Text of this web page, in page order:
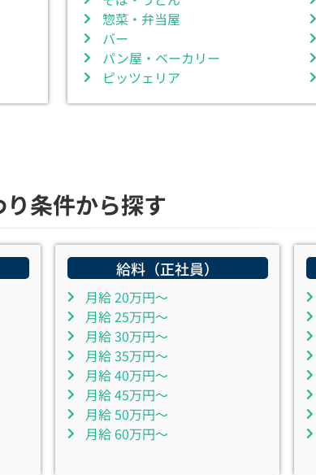
惣菜・弁当屋
バー
パン屋・ベーカリー
ピッツェリア
り条件から探す
給料（正社員）
月給 20万円～
月給 25万円～
月給 30万円～
月給 35万円～
月給 40万円～
月給 45万円～
月給 50万円～
月給 60万円～